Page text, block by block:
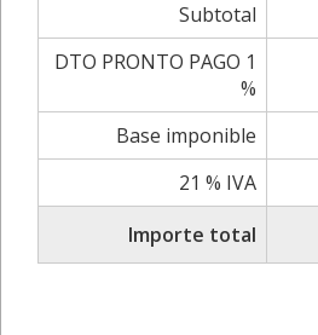
Subtotal
DTO PRONTO PAGO 1
%
Base imponible
21 % IVA
Importe total